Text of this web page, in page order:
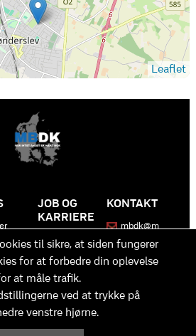
Leaflet
JOB OG
KARRIERE
Bliv en del
af MBDK
Vores
team
og
udvikling
KONTAKT
mbdk@m
til sikre, at siden fungerer
for at forbedre din oplevelse
at måle trafik.
ved at trykke på
venstre hjørne.